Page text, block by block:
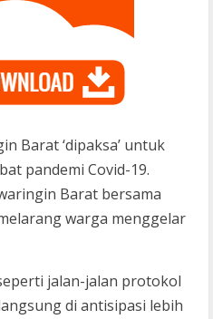
Barat ‘dipaksa’ untuk
pandemi Covid-19.
Barat bersama
warga menggelar
jalan-jalan protokol
di antisipasi lebih